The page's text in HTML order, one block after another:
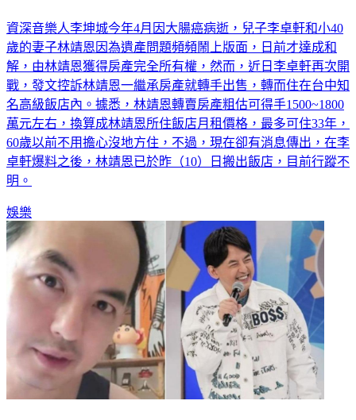
資深音樂人李坤城今年4月因大腸癌病逝，兒子李卓軒和小40
歲的妻子林靖恩因為遺產問題頻頻鬧上版面，日前才達成和
解，由林靖恩獲得房產完全所有權，然而，近日李卓軒再次開
戰，發文控訴林靖恩一繼承房產就轉手出售，轉而住在台中知
名高級飯店內。據悉，林靖恩轉賣房產粗估可得手1500~1800
萬元左右，換算成林靖恩所住飯店月租價格，最多可住33年，
60歲以前不用擔心沒地方住，不過，現在卻有消息傳出，在李
卓軒爆料之後，林靖恩已於昨（10）日搬出飯店，目前行蹤不
明。
娛樂